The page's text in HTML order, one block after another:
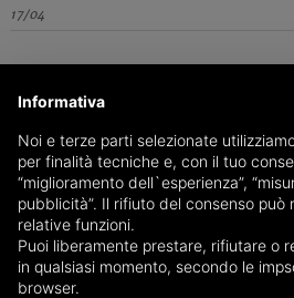
17/04
Informativa
Noi e terze parti selezionate
per finalità tecniche e, con il tuo
“miglioramento dell`esperienza”,
pubblicità”. Il rifiuto del consenso può
relative funzioni.
Puoi liberamente prestare, rifiutare o
in qualsiasi momento, secondo le
browser.